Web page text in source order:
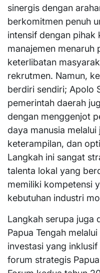
sinergis dengan
berkomitmen penuh
intensif dengan
manajemen menaruh
keterlibatan
rekrutmen. Namun,
berdiri sendiri; Apolo
pemerintah daerah
dengan menggenjot
daya manusia
keterampilan, dan
Langkah ini sangat
talenta lokal yang
memiliki kompetensi
kebutuhan industri
​Langkah serupa juga
Papua Tengah
investasi yang
forum strategis